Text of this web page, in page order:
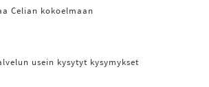
Celian kokoelmaan
usein kysytyt kysymykset